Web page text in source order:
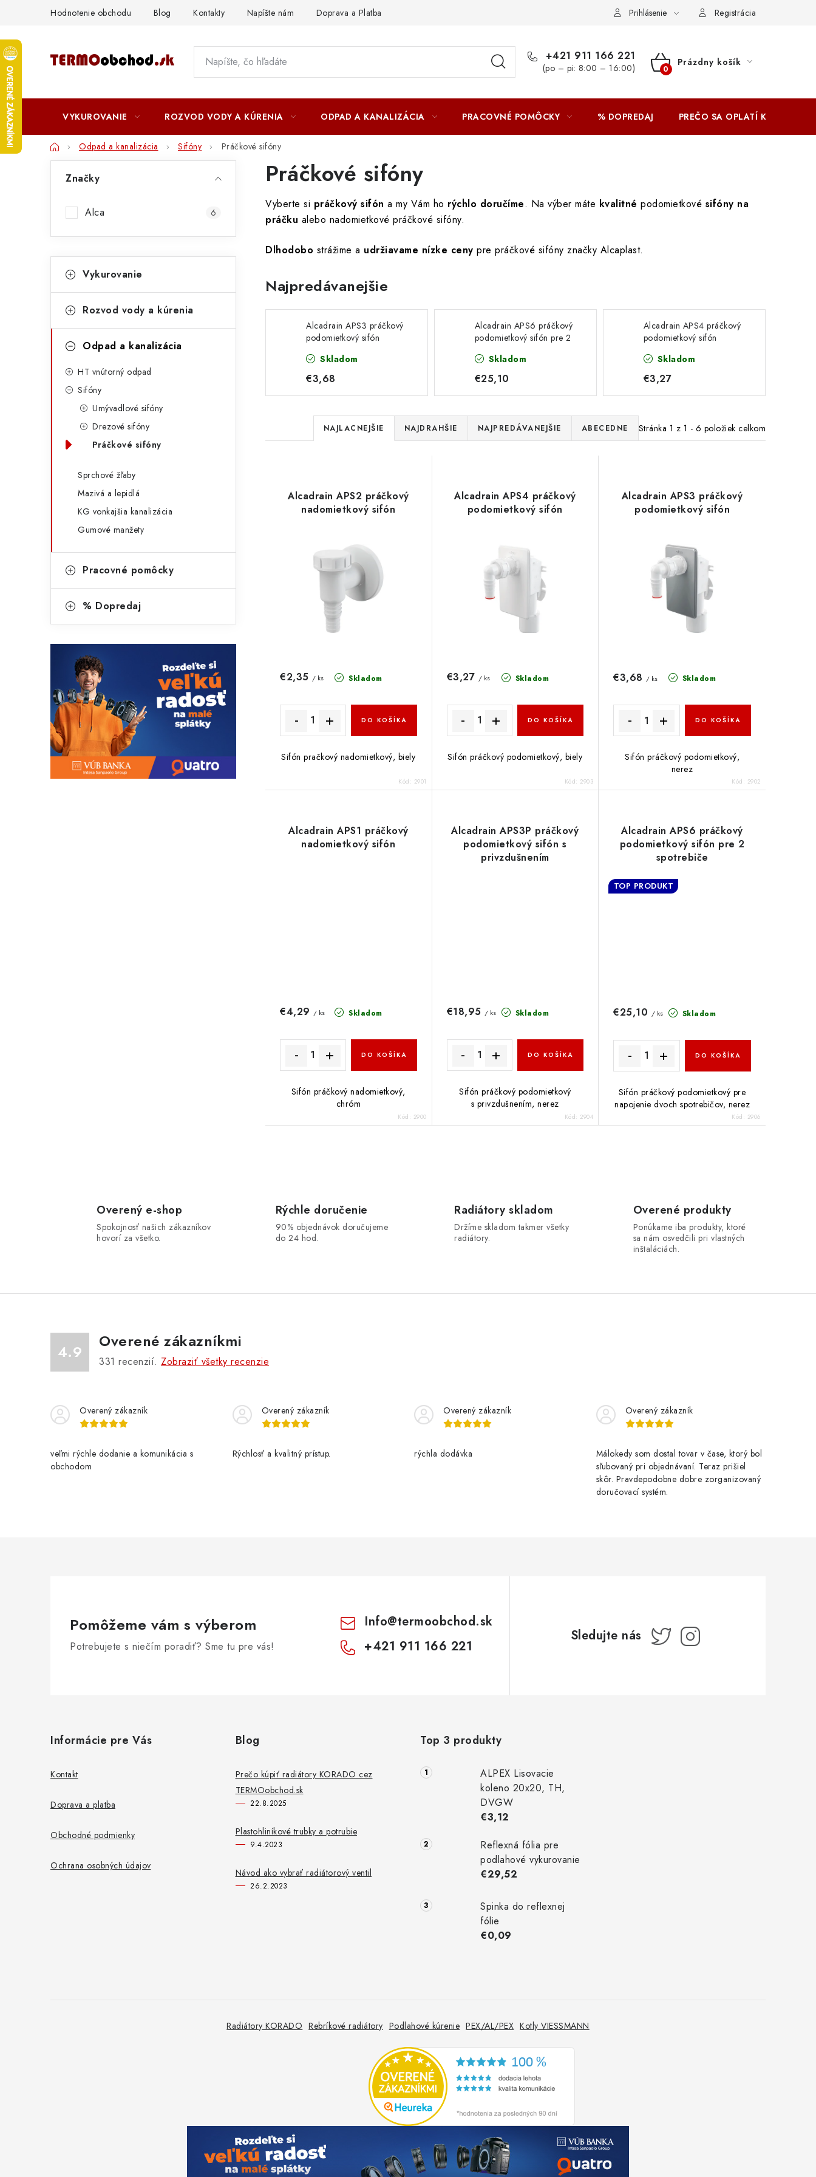
Hodnotenie obchodu Blog Kontakty Napíšte nám Doprava a Platba Prihlásenie Registrácia
+421 911 166 221
(po – pi: 8:00 – 16:00)
NÁKUPNÝ
Prázdny košík
VYKUROVANIE ROZVOD VODY A KÚRENIA ODPAD A KANALIZÁCIA PRACOVNÉ POMÔCKY % DOPREDAJ PREČO SA OPLATÍ KUPOVAŤ
DomovOdpad a kanalizácia Sifóny Práčkové sifóny
n
ý
p
n
Značky
Alca 6
kategórie
a
e
Vykurovanie
Rozvod vody a kúrenia
Odpad a kanalizácia
HT vnútorný odpad
Sifóny
Umývadlové sifóny
Drezové sifóny
Práčkové sifóny
Sprchové žľaby
Mazivá a lepidlá
KG vonkajšia kanalizácia
Gumové manžety
Pracovné pomôcky
% Dopredaj
Práčkové sifóny
Vyberte si práčkový sifón a my Vám ho rýchlo doručíme. Na výber máte kvalitné podomietkové sifóny na
práčku alebo nadomietkové práčkové sifóny.
Dlhodobo strážime a udržiavame nízke ceny pre práčkové sifóny značky Alcaplast.
Najpredávanejšie
Alcadrain APS3 práčkový
podomietkový sifón
Skladom
€3,68
Alcadrain APS6 práčkový
podomietkový sifón pre 2
Skladom
€25,10
Alcadrain APS4 práčkový
podomietkový sifón
Skladom
€3,27
Stránka 1 z 1 - 6 položiek celkom
R
a
e
n
e
p
u
k
t
o
NAJLACNEJŠIE NAJDRAHŠIE NAJPREDÁVANEJŠIE ABECEDNE
Alcadrain APS2 práčkový
nadomietkový sifón
Skladom
€2,35 / ks
DO KOŠÍKA
Sifón pračkový nadomietkový, biely
Kód: 2901
Alcadrain APS4 práčkový
podomietkový sifón
Skladom
€3,27 / ks
DO KOŠÍKA
Sifón práčkový podomietkový, biely
Kód: 2903
Alcadrain APS3 práčkový
podomietkový sifón
Skladom
€3,68 / ks
DO KOŠÍKA
Sifón práčkový podomietkový,
nerez
Kód: 2902
Alcadrain APS1 práčkový
nadomietkový sifón
Skladom
€4,29 / ks
DO KOŠÍKA
Sifón práčkový nadomietkový,
chróm
Kód: 2900
Alcadrain APS3P práčkový
podomietkový sifón s
privzdušnením
Skladom
€18,95 / ks
DO KOŠÍKA
Sifón práčkový podomietkový
s privzdušnením, nerez
Kód: 2904
Alcadrain APS6 práčkový
podomietkový sifón pre 2
spotrebiče
TOP PRODUKT
Skladom
€25,10 / ks
DO KOŠÍKA
Sifón práčkový podomietkový pre
napojenie dvoch spotrebičov, nerez
Kód: 2906
c
p
r
k
y
v
Overený e-shop
Spokojnosť našich zákazníkov
hovorí za všetko.
Rýchle doručenie
90% objednávok doručujeme
do 24 hod.
Radiátory skladom
Držíme skladom takmer všetky
radiátory.
Overené produkty
Ponúkame iba produkty, ktoré
sa nám osvedčili pri vlastných
inštaláciách.
4.9
Overené zákazníkmi
331 recenzií. Zobraziť všetky recenzie
Overený zákazník
veľmi rýchle dodanie a komunikácia s
obchodom
Overený zákazník
Rýchlosť a kvalitný prístup.
Overený zákazník
rýchla dodávka
Overený zákazník
Málokedy som dostal tovar v čase, ktorý bol
sľubovaný pri objednávaní. Teraz prišiel
skôr. Pravdepodobne dobre zorganizovaný
doručovací systém.
Pomôžeme vám s výberom
Potrebujete s niečím poradiť? Sme tu pre vás!
Info@termoobchod.sk
+421 911 166 221
Informácie pre Vás
Kontakt
Doprava a platba
Obchodné podmienky
Ochrana osobných údajov
Blog
Prečo kúpiť radiátory KORADO cez
TERMOobchod.sk
22.8.2025
Plastohliníkové trubky a potrubie
9.4.2023
Návod ako vybrať radiátorový ventil
26.2.2023
Top 3 produkty
ALPEX Lisovacie
koleno 20x20, TH,
DVGW
€3,12
Reflexná fólia pre
podlahové vykurovanie
€29,52
Spinka do reflexnej
fólie
€0,09
Radiátory KORADO Rebríkové radiátory Podlahové kúrenie PEX/AL/PEX Kotly VIESSMANN